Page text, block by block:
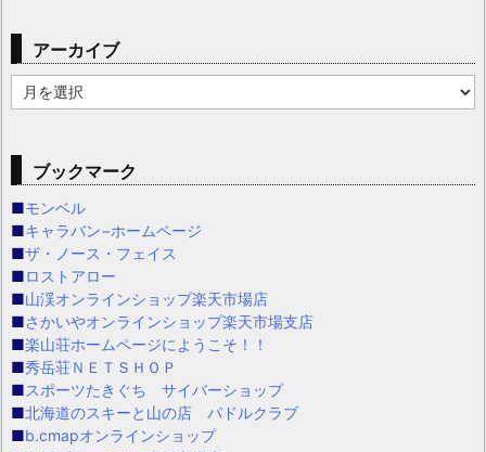
アーカイブ
ー
イ
ブックマーク
■モンベル
■キャラバン−ホームページ
■ザ・ノース・フェイス
■ロストアロー
■山渓オンラインショップ楽天市場店
■さかいやオンラインショップ楽天市場支店
■楽山荘ホームページにようこそ！！
■秀岳荘ＮＥＴＳＨＯＰ
■スポーツたきぐち サイバーショップ
■北海道のスキーと山の店 パドルクラブ
■b.cmapオンラインショップ